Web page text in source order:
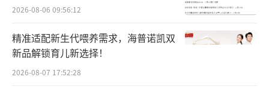
据悉，熊津集团于1980年成立于韩国，其
水质净化、空气净化、卫浴等业务在韩国处于
领先地位。熊津食品成立于1976年，总部位于
韩国首尔，为饮料、甜食产品制造及销售公
2026-08-06 09:56:12
精准适配新生代喂养需求，海普诺凯双
新品解锁育儿新选择！
2026-08-07 17:52:28